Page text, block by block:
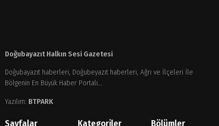
Doğubayazıt Halkın Sesi Gazetesi
Doğubayazıt haberleri, Doğubeyazıt haberleri, Ağrı ve İlçeleri İle
Bölgenin En Büyük Haber Portalı...
Yazılım: BTPARK
Sayfalar Kategoriler Bölümler